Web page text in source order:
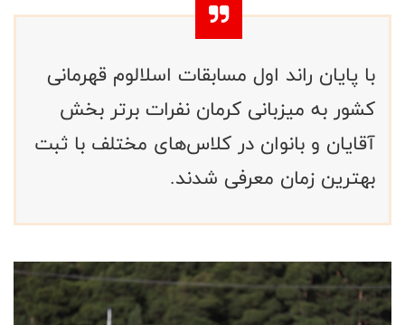
با پایان راند اول مسابقات اسلالوم قهرمانی
کشور به میزبانی کرمان نفرات برتر بخش
آقایان و بانوان در کلاس‌های مختلف با ثبت
بهترین زمان معرفی شدند.